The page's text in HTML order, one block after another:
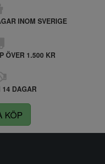
INOM SVERIGE
ÖVER 1.500 KR
14 DAGAR
KÖP